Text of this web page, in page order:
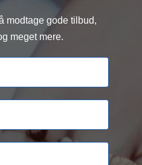
modtage gode tilbud,
meget mere.